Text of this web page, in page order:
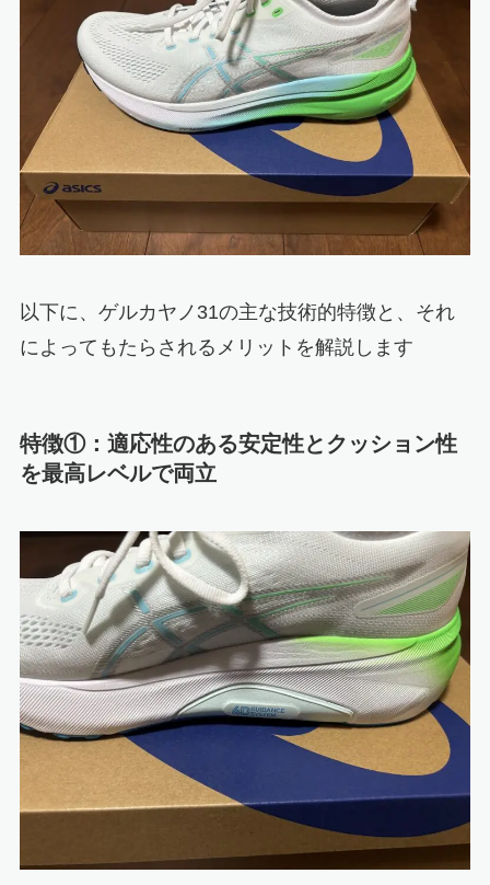
以下に、ゲルカヤノ31の主な技術的特徴と、それ
によってもたらされるメリットを解説します
特徴①：適応性のある安定性とクッション性
を最高レベルで両立